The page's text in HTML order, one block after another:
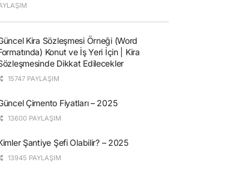
Kira Sözleşmesi Örneği (Word
Konut ve İş Yeri İçin | Kira
Dikkat Edilecekler
15747 PAYLAŞIM
Çimento Fiyatları – 2025
13600 PAYLAŞIM
Şantiye Şefi Olabilir? – 2025
13945 PAYLAŞIM